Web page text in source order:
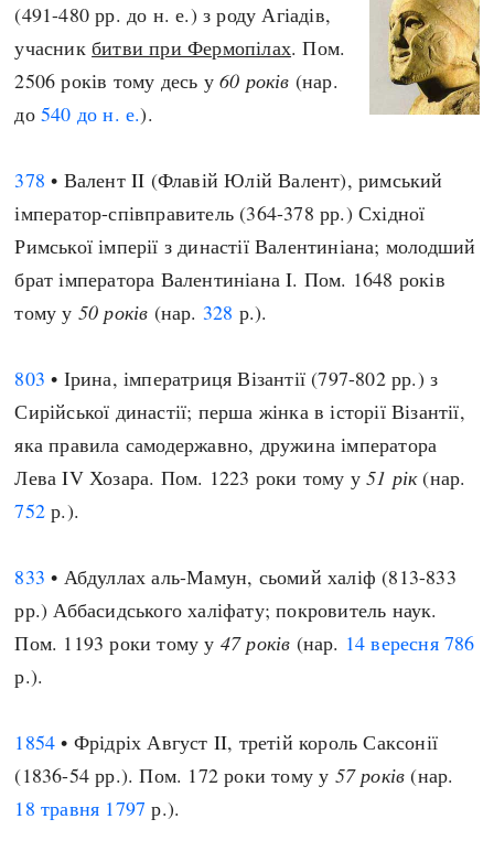
(491-480 рр. до н. е.) з роду Агіадів,
учасникбитви при Фермопілах. Пом.
2506 років тому десь у60 років (нар.
до540 до н. е.).
378 • Валент II (Флавій Юлій Валент), римський
імператор-співправитель (364-378 рр.) Східної
Римської імперії з династії Валентиніана; молодший
брат імператора Валентиніана I. Пом. 1648 років
тому у 50 років (нар. 328 р.).
803 • Ірина, імператриця Візантії (797-802 рр.) з
Сирійської династії; перша жінка в історії Візантії,
яка правила самодержавно, дружина імператора
Лева IV Хозара. Пом. 1223 роки тому у51 рік(нар.
752 р.).
833 • Абдуллах аль-Мамун, сьомий халіф (813-833
рр.) Аббасидського халіфату; покровитель наук.
Пом. 1193 роки тому у 47 років (нар. 14 вересня 786
р.).
1854 • Фрідріх Август II, третій король Саксонії
(1836-54 рр.). Пом. 172 роки тому у 57 років (нар.
18 травня 1797 р.).